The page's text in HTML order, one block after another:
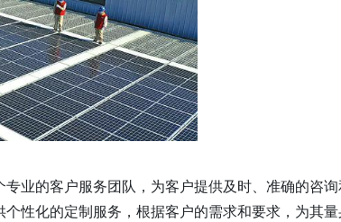
业的客户服务团队，为客户提供及时、准确的咨
性化的定制服务，根据客户的需求和要求，为其量